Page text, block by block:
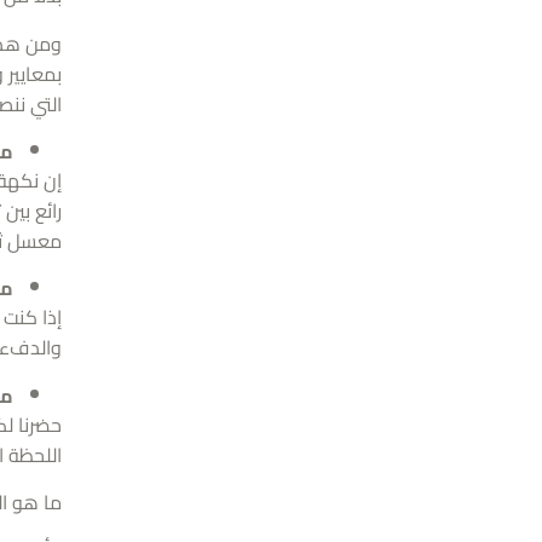
ومن
التي
إن
رائع
معسل
إذا
حضرنا
ما هو